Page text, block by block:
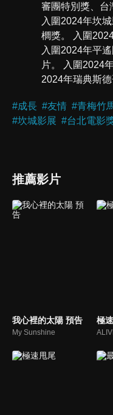
審團特別獎、台
入圍2024年坎
櫚獎。 入圍
入圍2024年平
片。 入圍2024
2024年瑞典斯
#成長 #友情 #青梅竹
#坎城影展 #台北電影
推薦影片
我心裡的太陽 預告
My Sunshine
極